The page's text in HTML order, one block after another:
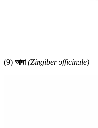
(9) আদা (Zingiber officinale)